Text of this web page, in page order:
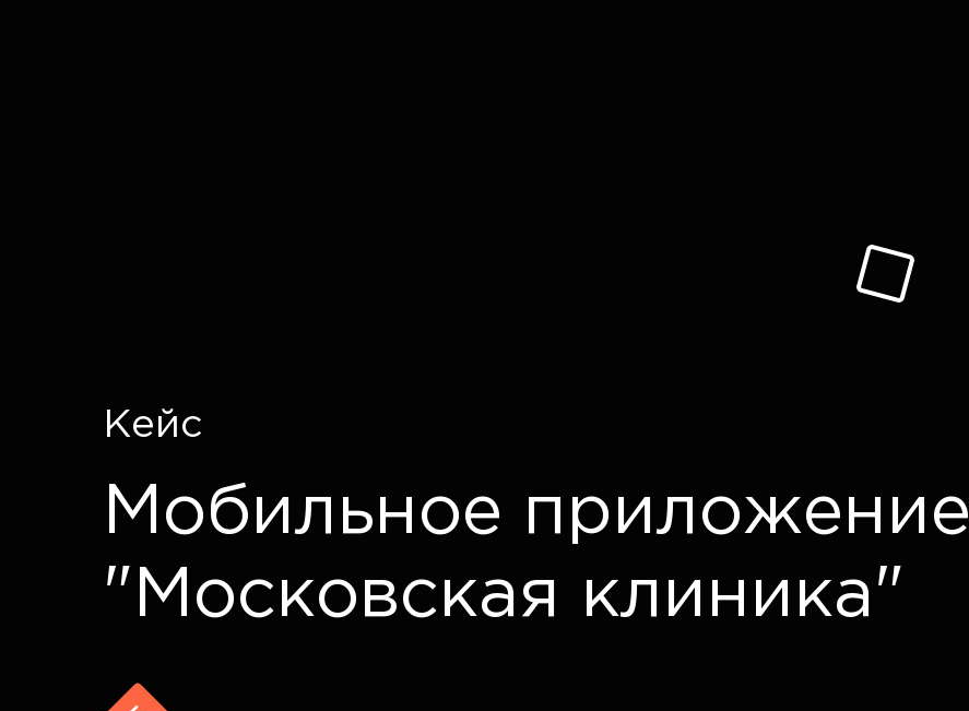
Кейс
Мобильное приложение
"Московская клиника"